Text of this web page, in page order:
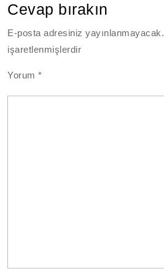
Cevap bırakın
E-posta adresiniz yayınlanmayacak.
işaretlenmişlerdir
Yorum*